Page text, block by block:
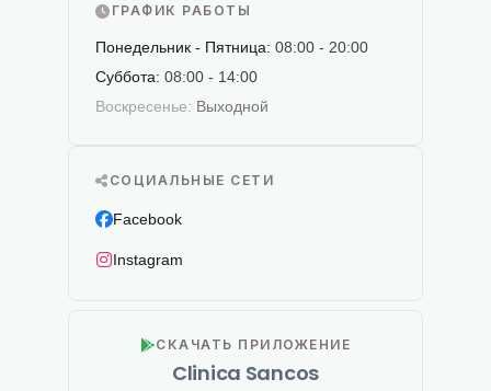
ГРАФИК РАБОТЫ
Понедельник - Пятница: 08:00 - 20:00
Суббота: 08:00 - 14:00
Воскресенье: Выходной
СОЦИАЛЬНЫЕ СЕТИ
Facebook
Instagram
СКАЧАТЬ ПРИЛОЖЕНИЕ
Clinica Sancos